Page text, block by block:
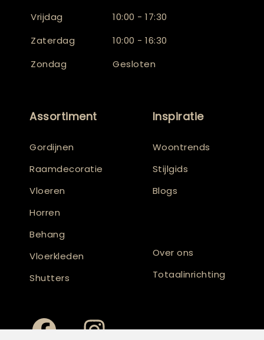
Vrijdag
10:00 - 17:30
Zaterdag
10:00 - 16:30
Zondag
Gesloten
Assortiment
Gordijnen
Raamdecoratie
Vloeren
Horren
Behang
Vloerkleden
Shutters
Inspiratie
Woontrends
Stijlgids
Blogs
Over ons
Totaalinrichting